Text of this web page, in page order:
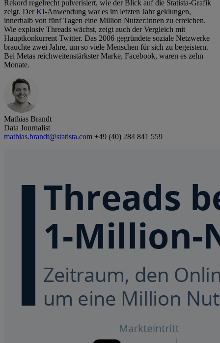
Rekord regelrecht pulverisiert, wie der Blick auf die Statista-Grafik
zeigt. DerKI-Anwendung war es im letzten Jahr geklungen,
innerhalb von fünf Tagen eine Million Nutzer:innen zu erreichen.
Wie explosiv Threads wächst, zeigt auch der Vergleich mit
Hauptkonkurrent Twitter. Das 2006 gegründete soziale Netzwerke
brauchte zwei Jahre, um so viele Menschen für sich zu begeistern.
Bei Metas reichweitenstärkster Marke, Facebook, waren es zehn
Monate.
Mathias Brandt
Data Journalist
mathias.brandt@statista.com +49 (40) 284 841 559